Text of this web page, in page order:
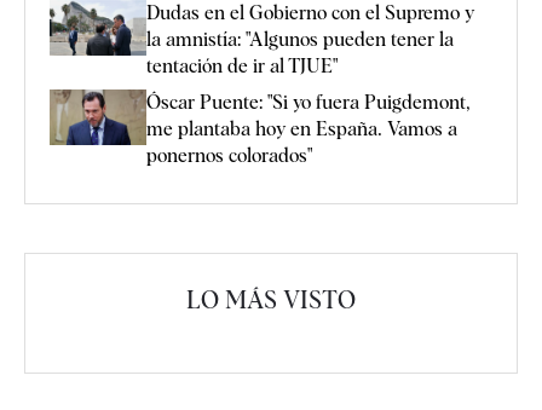
Dudas en el Gobierno con el Supremo y
la amnistía: "Algunos pueden tener la
tentación de ir al TJUE"
Óscar Puente: "Si yo fuera Puigdemont,
me plantaba hoy en España. Vamos a
ponernos colorados"
LO MÁS VISTO